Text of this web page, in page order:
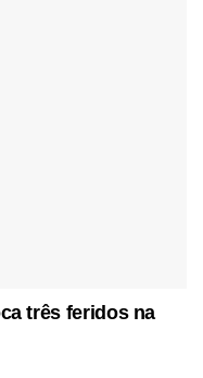
três feridos na